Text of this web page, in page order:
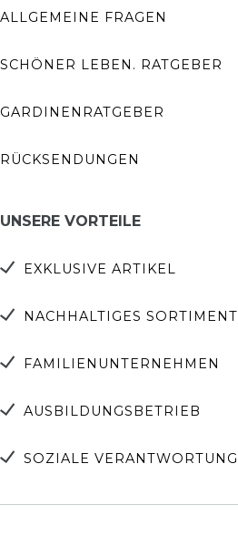
ALLGEMEINE FRAGEN
SCHÖNER LEBEN. RATGEBER
GARDINENRATGEBER
RÜCKSENDUNGEN
UNSERE VORTEILE
EXKLUSIVE ARTIKEL
NACHHALTIGES SORTIMENT
FAMILIENUNTERNEHMEN
AUSBILDUNGSBETRIEB
SOZIALE VERANTWORTUNG